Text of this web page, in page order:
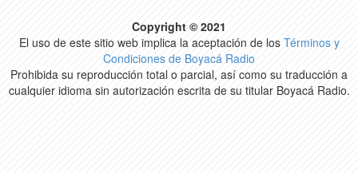
Copyright © 2021
El uso de este sitio web implica la aceptación de los Términos y
Condiciones de Boyacá Radio
Prohibida su reproducción total o parcial, así como su traducción a
cualquier idioma sin autorización escrita de su titular Boyacá Radio.